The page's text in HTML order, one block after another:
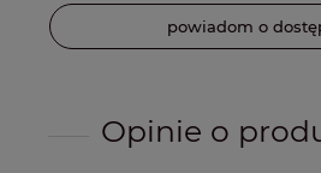
powiadom o
Opinie o